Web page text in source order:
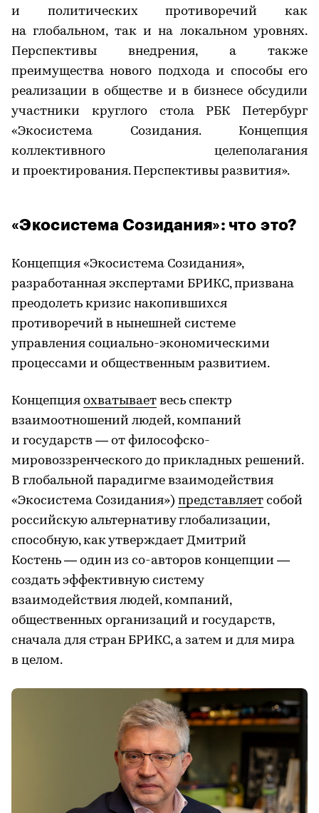
и политических противоречий как
на глобальном, так и на локальном уровнях.
Перспективы внедрения, а также
преимущества нового подхода и способы его
реализации в обществе и в бизнесе обсудили
участники круглого стола РБК Петербург
«Экосистема Созидания. Концепция
коллективного целеполагания
и проектирования. Перспективы развития».
«Экосистема Созидания»: что это?
Концепция «Экосистема Созидания»,
разработанная экспертами БРИКС, призвана
преодолеть кризис накопившихся
противоречий в нынешней системе
управления социально-экономическими
процессами и общественным развитием.
Концепция охватывает весь спектр
взаимоотношений людей, компаний
и государств — от философско-
мировоззренческого до прикладных решений.
В глобальной парадигме взаимодействия
«Экосистема Созидания») представляет собой
российскую альтернативу глобализации,
способную, как утверждает Дмитрий
Костень — один из со-авторов концепции —
создать эффективную систему
взаимодействия людей, компаний,
общественных организаций и государств,
сначала для стран БРИКС, а затем и для мира
в целом.